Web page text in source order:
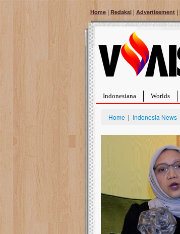
Home | Redaksi | Advertisement |
Indonesiana Worlds
Home | Indonesia News
Hidup